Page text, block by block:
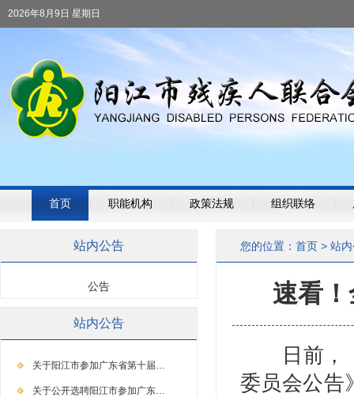
2026年8月9日 星期日
首页 职能机构 政策法规 组织联络
您的位置： 首页 > 站
速看
日前，《
委员会公告
站内公告
公告
站内公告
关于阳江市参加广东省第十届…
关于公开选聘阳江市参加广东…